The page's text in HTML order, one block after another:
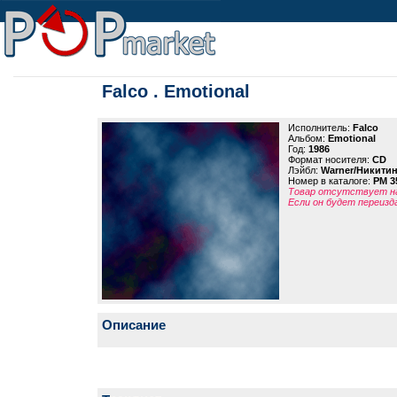
Falco . Emotional
Исполнитель: Falco
Альбом: Emotional
Год: 1986
Формат носителя: CD
Лэйбл: Warner/Никитин
Номер в каталоге: PM
Товар отсутствует
Если он будет
Описание